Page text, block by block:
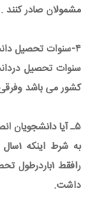
مشمولان صادر کنند .
۴-سنوات تحصیل دانشجویان در خارج از کشور چگونه می باشد؟
سنوات تحصیل
کشور می باشد
۵ـ آیا دانشجویان انصرافی در خارج از کشور حق تحصیل مجدد را دارند؟
به
رافقط
داشت.